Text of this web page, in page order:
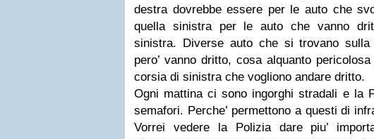
destra dovrebbe essere per le auto che
quella sinistra per le auto che vanno
sinistra. Diverse auto che si trovano
pero’ vanno dritto, cosa alquanto
corsia di sinistra che vogliono andare dritto.
Ogni mattina ci sono ingorghi stradali e la
semafori. Perche’ permettono a questi di
Vorrei vedere la Polizia dare piu’